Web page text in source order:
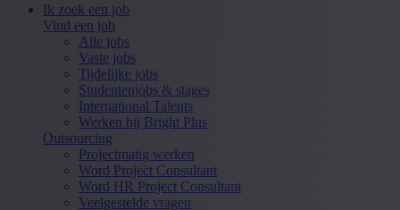
Ik zoek een job
Vind een job
Alle jobs
Vaste jobs
Tijdelijke jobs
Studentenjobs & stages
International Talents
Werken bij Bright Plus
Outsourcing
Projectmatig werken
Word Project Consultant
Word HR Project Consultant
Veelgestelde vragen